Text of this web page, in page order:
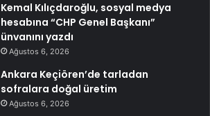
Kemal Kılıçdaroğlu, sosyal medya
hesabına “CHP Genel Başkanı”
ünvanını yazdı
Ağustos 6, 2026
Ankara Keçiören’de tarladan
sofralara doğal üretim
Ağustos 6, 2026